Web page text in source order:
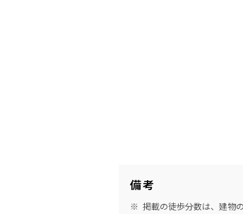
備考
掲載の徒歩分数は、建物